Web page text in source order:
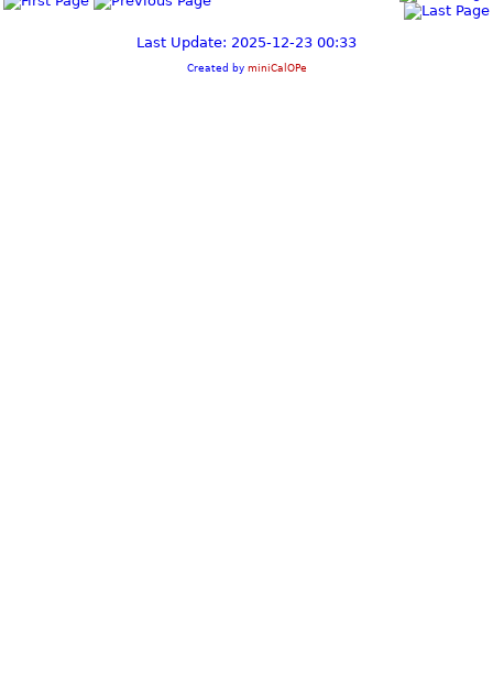
Last Update: 2025-12-23 00:33
Created by miniCalOPe